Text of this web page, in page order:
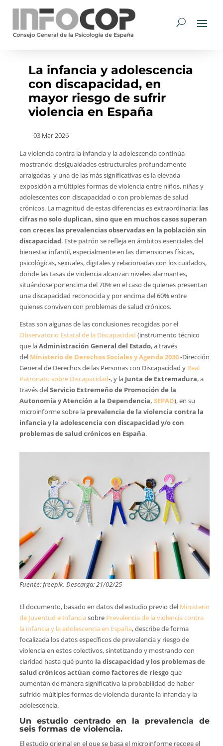
La infancia y adolescencia
con discapacidad, en
mayor riesgo de sufrir
violencia en España
03 Mar 2026
La violencia contra la infancia y la adolescencia continúa
mostrando desigualdades estructurales profundamente
arraigadas, y una de las más significativas es la elevada
exposición a múltiples formas de violencia entre niños, niñas y
adolescentes con discapacidad o con problemas de salud
crónicos. La magnitud de estas diferencias es extraordinaria: las
cifras no solo duplican, sino que en muchos casos superan
con creces las prevalencias observadas en la población sin
discapacidad. Este patrón se refleja en ámbitos esenciales del
bienestar infantil, especialmente en las dimensiones físicas,
psicológicas, sexuales, digitales y relacionadas con los cuidados,
donde las tasas de violencia alcanzan niveles alarmantes,
situándose por encima del 70% en el caso de quienes presentan
una discapacidad reconocida y por encima del 60% entre
quienes conviven con problemas de salud crónicos.
Estas son algunas de las conclusiones recogidas por el
Observatorio Estatal de la Discapacidad (instrumento técnico
que laAdministración General del Estado, a través
del Ministerio de Derechos Sociales y Agenda 2030-Dirección
General de Derechos de las Personas con Discapacidad y Real
Patronato sobre Discapacidad-, y la Junta de Extremadura, a
través delServicio Extremeño de Promoción de la
Autonomía y Atención a la Dependencia, SEPAD), en su
microinforme sobre la prevalencia de la violencia contra la
infancia y la adolescencia con discapacidad y/o con
problemas de salud crónicos en España.
Fuente: freepik. Descarga: 21/02/25
El documento, basado en datos del estudio previo del Ministerio
de Juventud e Infanciasobre Prevalencia de la violencia contra
la infancia y la adolescencia en España, describe de forma
focalizada los datos específicos de prevalencia y riesgo de
violencia en estos colectivos, sintetizando y mostrando con
claridad hasta qué punto la discapacidad y los problemas de
salud crónicos actúan como factores de riesgoque
aumentan de manera significativa la probabilidad de haber
sufrido múltiples formas de violencia durante la infancia y la
adolescencia.
Un estudio centrado en la prevalencia de
seis formas de violencia.
El estudio original en el que se basa el microinforme recoge el